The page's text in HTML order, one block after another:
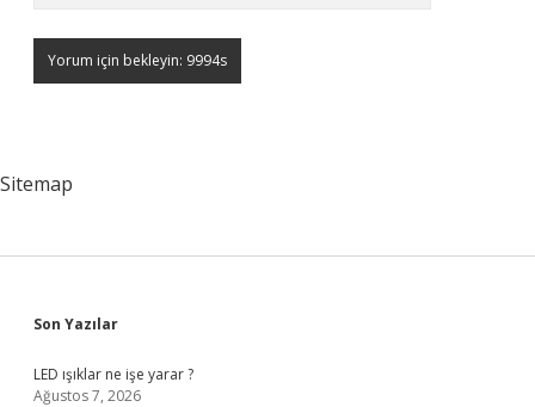
Sitemap
Sidebar
Son Yazılar
LED ışıklar ne işe yarar ?
Ağustos 7, 2026